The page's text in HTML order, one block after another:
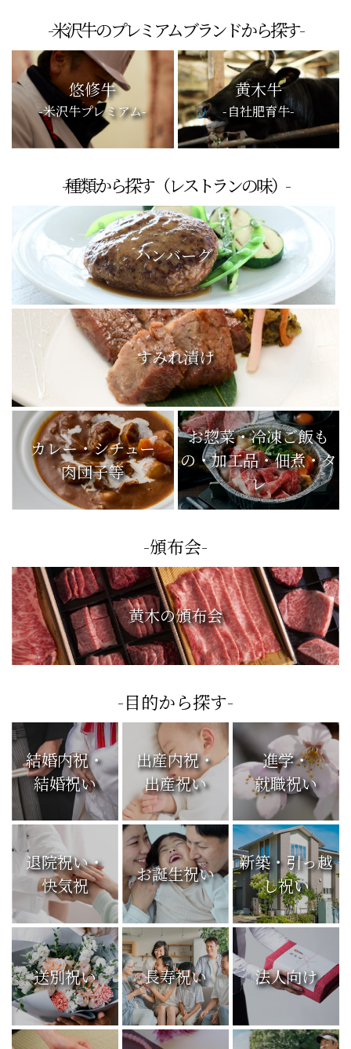
-米沢牛のプレミアムブランドから探す-
悠修牛
-米沢牛プレミアム-
黄木牛
-自社肥育牛-
-種類から探す（レストランの味）-
ハンバーグ
すみれ漬け
カレー・シチュー
肉団子等
お惣菜・冷凍ご飯も
の・加工品・佃煮・タ
レ
-頒布会-
黄木の頒布会
-目的から探す-
結婚内祝・
結婚祝い
出産内祝・
出産祝い
進学・
就職祝い
退院祝い・
快気祝
お誕生祝い
新築・引っ越
し祝い
送別祝い 長寿祝い 法人向け